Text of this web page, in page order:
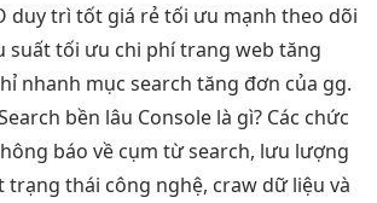
duy trì tốt giá rẻtối ưu mạnh theo dõi
suấttối ưu chi phítrang web tăng
nhanh mục search tăng đơn của gg.
bền lâu Console là gì? Các chức
báo về cụm từ search, lưu lượng
trạng thái công nghệ, craw dữ liệu và